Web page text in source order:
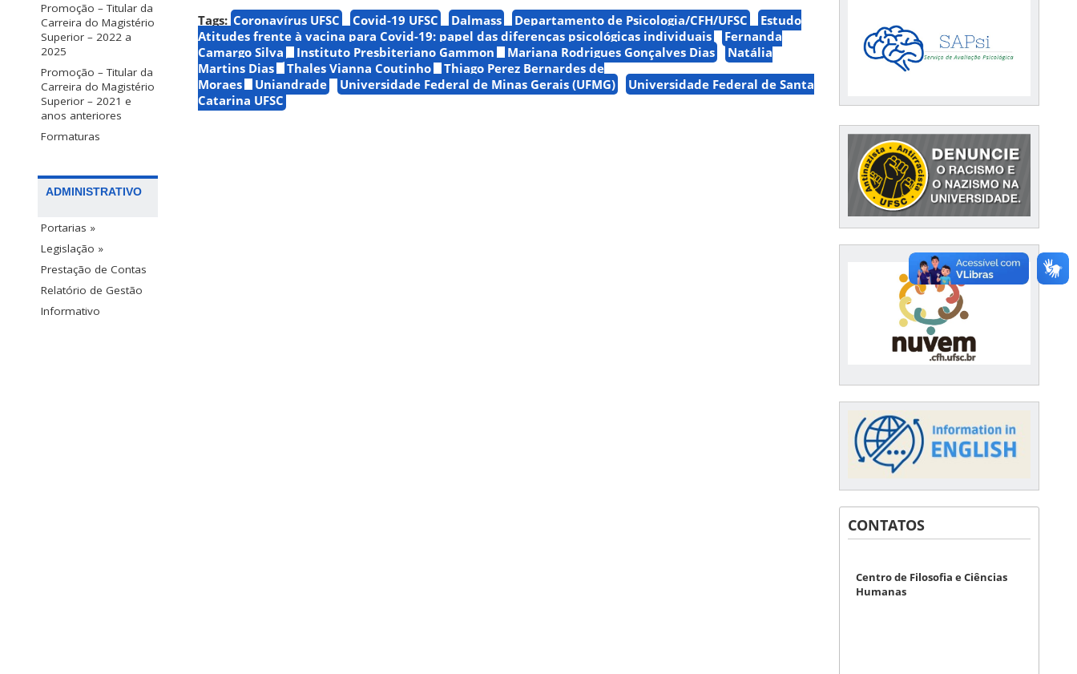
Promoção – Titular da
Carreira do Magistério
Superior – 2022 a
2025
Promoção – Titular da
Carreira do Magistério
Superior – 2021 e
anos anteriores
Formaturas
ADMINISTRATIVO
Portarias »
Legislação »
Prestação de Contas
Relatório de Gestão
Informativo
Tags: Coronavírus UFSC Covid-19 UFSC Dalmass Departamento de Psicologia/CFH/UFSC
Estudo
Atitudes frente à vacina para Covid-19: papel das diferenças psicológicas individuais
Fernanda
Camargo Silva
Instituto Presbiteriano Gammon Mariana Rodrigues Gonçalves Dias
Natália
Martins Dias
Thales Vianna Coutinho
Thiago Perez Bernardes de
Moraes
Uniandrade Universidade Federal de Minas Gerais (UFMG)
Universidade Federal de Santa
Catarina UFSC
CONTATOS
Centro de Filosofia e Ciências
Humanas